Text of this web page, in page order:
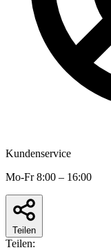
Kundenservice
Mo-Fr 8:00 – 16:00
Teilen
Teilen: